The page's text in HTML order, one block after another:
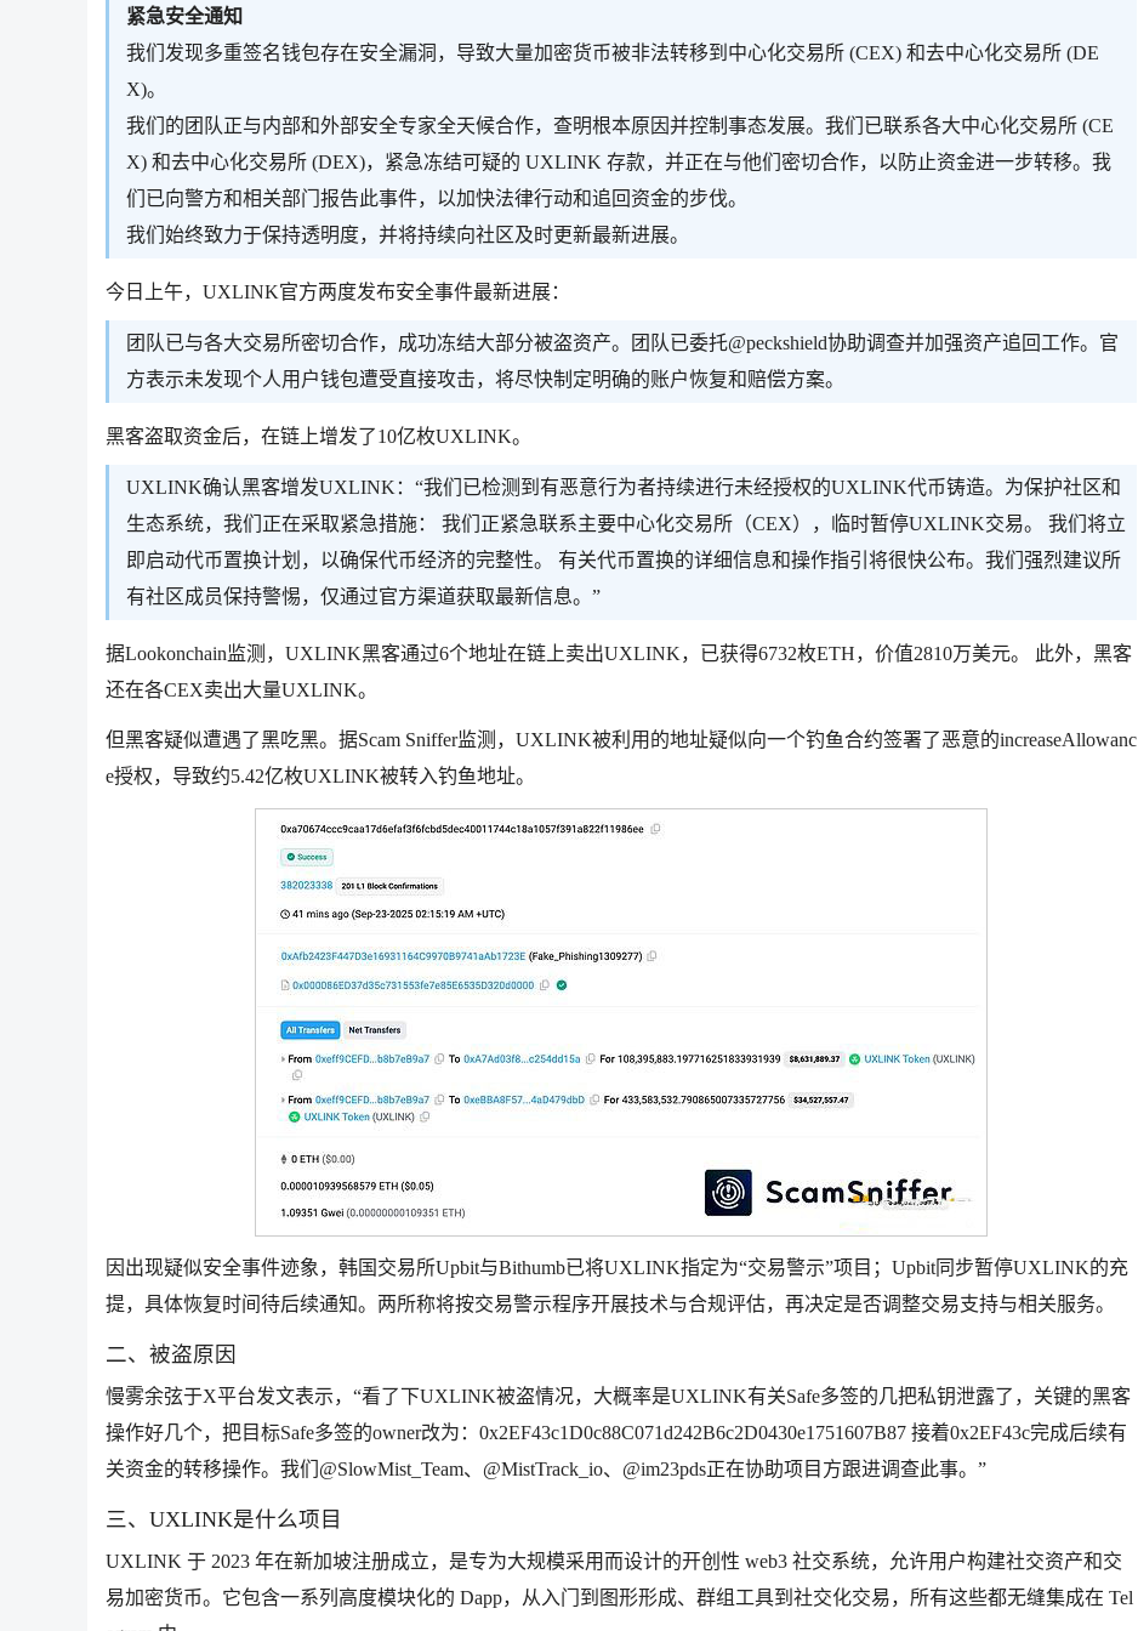
紧急安全通知
我们发现多重签名钱包存在安全漏洞，导致大量加密货币被非法转移到中心化交易所 (CEX) 和去中心化交易所 (DE
X)。
我们的团队正与内部和外部安全专家全天候合作，查明根本原因并控制事态发展。我们已联系各大中心化交易所 (CE
X) 和去中心化交易所 (DEX)，紧急冻结可疑的 UXLINK 存款，并正在与他们密切合作，以防止资金进一步转移。我
们已向警方和相关部门报告此事件，以加快法律行动和追回资金的步伐。
我们始终致力于保持透明度，并将持续向社区及时更新最新进展。
今日上午，UXLINK官方两度发布安全事件最新进展：
团队已与各大交易所密切合作，成功冻结大部分被盗资产。团队已委托@peckshield协助调查并加强资产追回工作。官
方表示未发现个人用户钱包遭受直接攻击，将尽快制定明确的账户恢复和赔偿方案。
黑客盗取资金后，在链上增发了10亿枚UXLINK。
UXLINK确认黑客增发UXLINK：“我们已检测到有恶意行为者持续进行未经授权的UXLINK代币铸造。为保护社区和
生态系统，我们正在采取紧急措施： 我们正紧急联系主要中心化交易所（CEX），临时暂停UXLINK交易。 我们将立
即启动代币置换计划，以确保代币经济的完整性。 有关代币置换的详细信息和操作指引将很快公布。我们强烈建议所
有社区成员保持警惕，仅通过官方渠道获取最新信息。”
据Lookonchain监测，UXLINK黑客通过6个地址在链上卖出UXLINK，已获得6732枚ETH，价值2810万美元。 此外，黑客
还在各CEX卖出大量UXLINK。
但黑客疑似遭遇了黑吃黑。据Scam Sniffer监测，UXLINK被利用的地址疑似向一个钓鱼合约签署了恶意的increaseAllowanc
e授权，导致约5.42亿枚UXLINK被转入钓鱼地址。
因出现疑似安全事件迹象，韩国交易所Upbit与Bithumb已将UXLINK指定为“交易警示”项目；Upbit同步暂停UXLINK的充
提，具体恢复时间待后续通知。两所称将按交易警示程序开展技术与合规评估，再决定是否调整交易支持与相关服务。
二、被盗原因
慢雾余弦于X平台发文表示，“看了下UXLINK被盗情况，大概率是UXLINK有关Safe多签的几把私钥泄露了，关键的黑客
操作好几个，把目标Safe多签的owner改为：0x2EF43c1D0c88C071d242B6c2D0430e1751607B87 接着0x2EF43c完成后续有
关资金的转移操作。我们@SlowMist_Team、@MistTrack_io、@im23pds正在协助项目方跟进调查此事。”
三、UXLINK是什么项目
UXLINK 于 2023 年在新加坡注册成立，是专为大规模采用而设计的开创性 web3 社交系统，允许用户构建社交资产和交
易加密货币。它包含一系列高度模块化的 Dapp，从入门到图形形成、群组工具到社交化交易，所有这些都无缝集成在 Tel